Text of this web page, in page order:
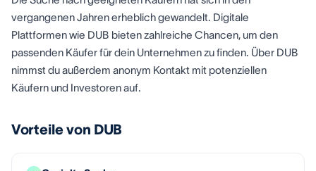
vergangenen Jahren erheblich gewandelt. Digitale
Plattformen wie DUB bieten zahlreiche Chancen, um den
passenden Käufer für dein Unternehmen zu finden. Über DUB
nimmst du außerdem anonym Kontakt mit potenziellen
Käufern und Investoren auf.
Vorteile von DUB